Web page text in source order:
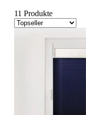
11 Produkte